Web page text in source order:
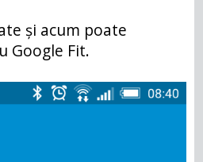
și acum poate
Google Fit.